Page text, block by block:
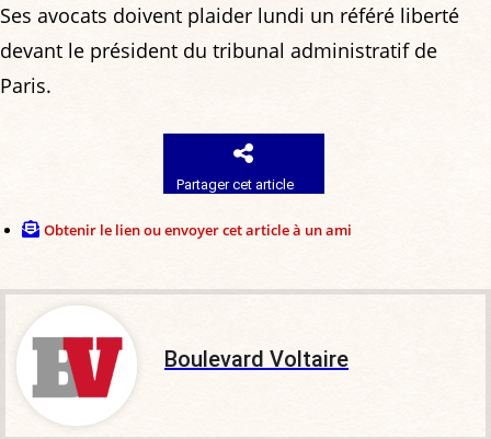
Ses avocats doivent plaider lundi un référé liberté
devant le président du tribunal administratif de
Paris.
Partager cet article
Obtenir le lien ou envoyer cet article à un ami
Boulevard Voltaire